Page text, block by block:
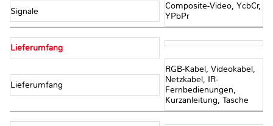
Signale
Composite-Video, YcbCr,
YPbPr
Lieferumfang
Lieferumfang
RGB-Kabel, Videokabel,
Netzkabel, IR-
Fernbedienungen,
Kurzanleitung, Tasche